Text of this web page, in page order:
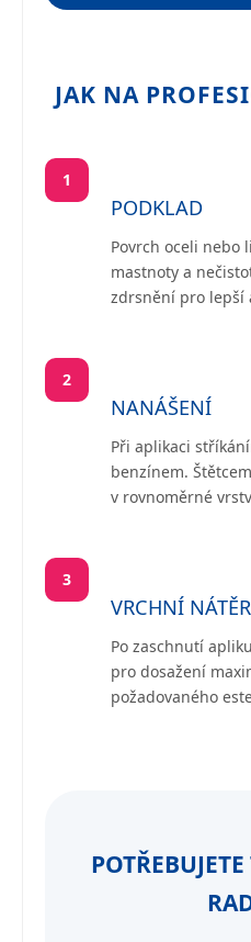
JAK NA
1
PODKLAD
Povrch oceli nebo
mastnoty a
zdrsnění pro lepší
2
NANÁŠENÍ
Při aplikaci
benzínem.
v rovnoměrné
3
VRCHNÍ NÁTĚR
Po zaschnutí
pro dosažení
požadovaného